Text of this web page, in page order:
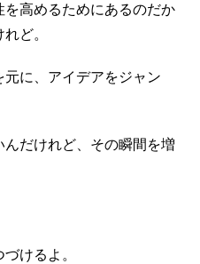
高めるためにあるのだか
ど。
に、アイデアをジャン
だけれど、その瞬間を増
けるよ。